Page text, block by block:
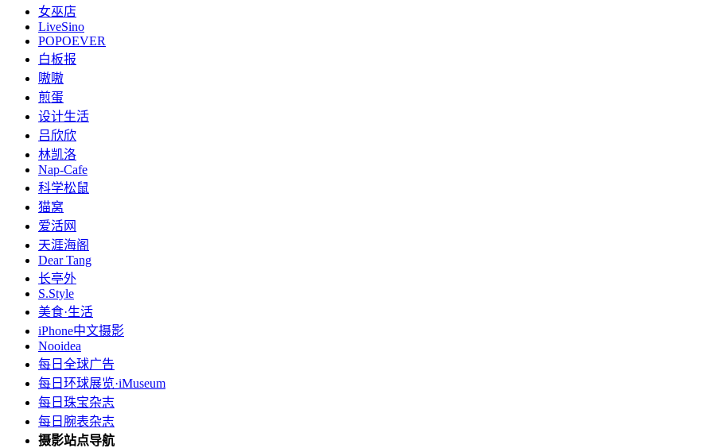
女巫店
LiveSino
POPOEVER
白板报
嗷嗷
煎蛋
设计生活
吕欣欣
林凯洛
Nap-Cafe
科学松鼠
猫窝
爱活网
天涯海阁
Dear Tang
长亭外
S.Style
美食·生活
iPhone中文摄影
Nooidea
每日全球广告
每日环球展览·iMuseum
每日珠宝杂志
每日腕表杂志
摄影站点导航